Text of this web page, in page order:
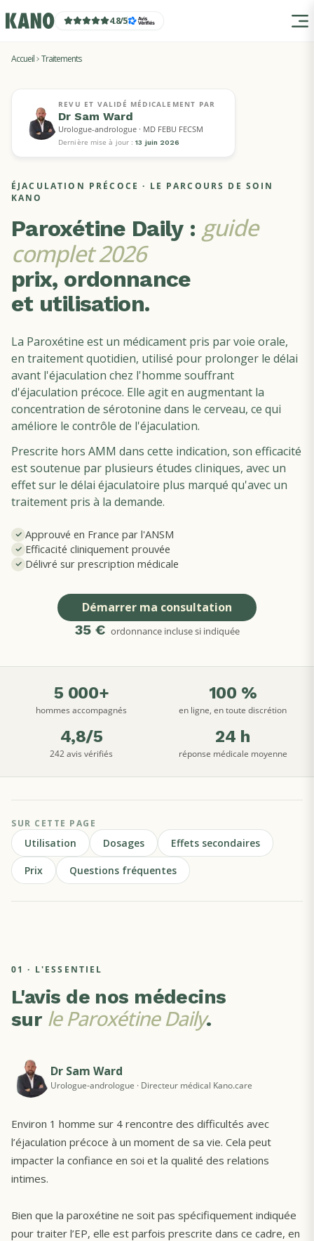
4.8/5
Accueil Traitements
ÉJACULATION PRÉCOCE · LE PARCOURS DE SOIN
KANO
Paroxétine Daily: guide
complet2026
prix, ordonnance
et utilisation.
La Paroxétine est un médicament pris par voie orale,
en traitement quotidien, utilisé pour prolonger le délai
avant l'éjaculation chez l'homme souffrant
d'éjaculation précoce. Elle agit en augmentant la
concentration de sérotonine dans le cerveau, ce qui
améliore le contrôle de l'éjaculation.
Prescrite hors AMM dans cette indication, son efficacité
est soutenue par plusieurs études cliniques, avec un
effet sur le délai éjaculatoire plus marqué qu'avec un
traitement pris à la demande.
Approuvé en France par l'ANSM
Efficacité cliniquement prouvée
Délivré sur prescription médicale
Démarrer ma consultation
35 € ordonnance incluse si indiquée
SUR ORDONNANCE
REVU ET VALIDÉ MÉDICALEMENT PAR
Dr Sam Ward
Urologue-andrologue · MD FEBU FECSM
Dernière mise à jour :13 juin 2026
5 000+
hommes accompagnés
100 %
en ligne, en toute discrétion
4,8/5
242 avis vérifiés
24 h
réponse médicale moyenne
SUR CETTE PAGE
Utilisation Dosages Effets secondaires
Prix Questions fréquentes
01 · L'ESSENTIEL
L'avis de nos médecins
sur le Paroxétine Daily.
Dr Sam Ward
Urologue-andrologue · Directeur médical Kano.care
Environ 1 homme sur 4 rencontre des difficultés avec
l’éjaculation précoce à un moment de sa vie. Cela peut
impacter la confiance en soi et la qualité des relations
intimes.
Bien que la paroxétine ne soit pas spécifiquement indiquée
pour traiter l’EP, elle est parfois prescrite dans ce cadre, en